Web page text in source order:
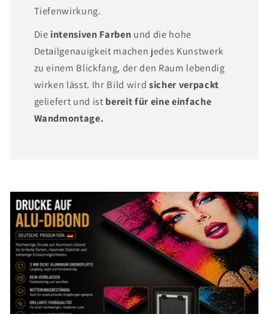
Tiefenwirkung.
Die intensiven Farben und die hohe
Detailgenauigkeit machen jedes Kunstwerk
zu einem Blickfang, der den Raum lebendig
wirken lässt. Ihr Bild wird sicher verpackt
geliefert und istbereit für eine einfache
Wandmontage.